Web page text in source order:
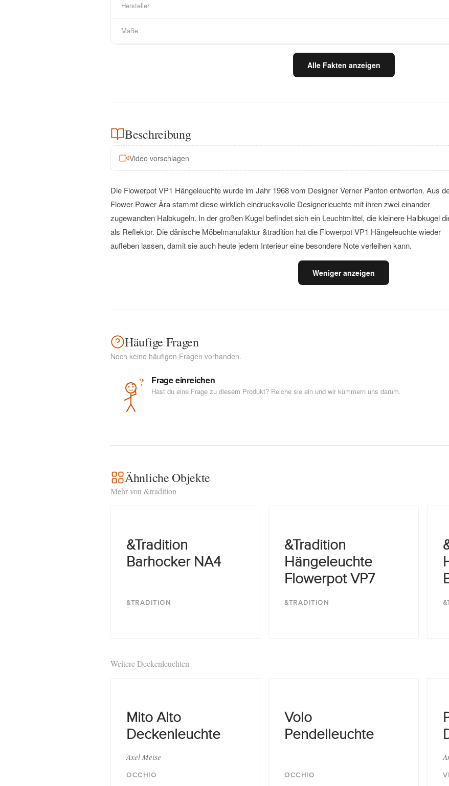
Hersteller
Maße
Alle Fakten anzeigen
Beschreibung
Video vorschlagen
Die Flowerpot VP1 Hängeleuchte wurde im Jahr 1968 vom Designer Verner Panton entworfen. Aus
Flower Power Ära stammt diese wirklich eindrucksvolle Designerleuchte mit ihren zwei einander
zugewandten Halbkugeln. In der großen Kugel befindet sich ein Leuchtmittel, die kleinere Halbkugel
als Reflektor. Die dänische Möbelmanufaktur &tradition hat die Flowerpot VP1 Hängeleuchte wieder
aufleben lassen, damit sie auch heute jedem Interieur eine besondere Note verleihen kann.
Weniger anzeigen
Häufige Fragen
Noch keine häufigen Fragen vorhanden.
? Frage einreichen
Hast du eine Frage zu diesem Produkt? Reiche sie ein und wir kümmern uns darum.
Ähnliche Objekte
Mehr von &tradition
&Tradition
Barhocker NA4
&TRADITION
&Tradition
Hängeleuchte
Flowerpot VP7
&TRADITION
Weitere Deckenleuchten
Mito Alto
Deckenleuchte
Axel Meise
OCCHIO
Volo
Pendelleuchte
OCCHIO